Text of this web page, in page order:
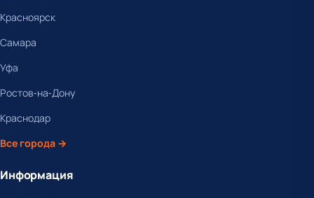
Красноярск
Самара
Уфа
Ростов-на-Дону
Краснодар
Все города →
Информация